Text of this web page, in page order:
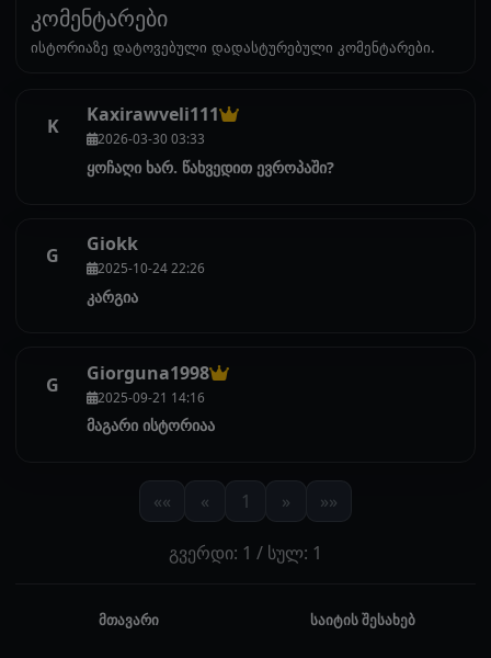
კომენტარები
ისტორიაზე დატოვებული დადასტურებული კომენტარები.
K Kaxirawveli111
2026-03-30 03:33
ყოჩაღი ხარ. წახვედით ევროპაში?
G Giokk
2025-10-24 22:26
კარგია
G Giorguna1998
2025-09-21 14:16
მაგარი ისტორიაა
«« « 1 » »»
გვერდი: 1 / სულ: 1
მთავარი საიტის შესახებ